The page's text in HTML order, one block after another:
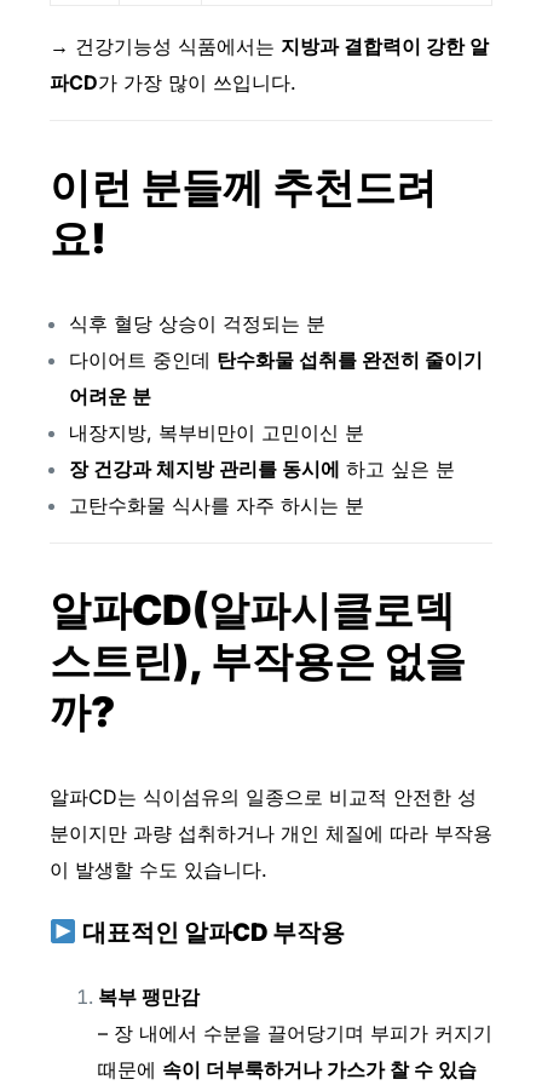
→ 건강기능성 식품에서는 지방과 결합력이 강한 알
파CD가 가장 많이 쓰입니다.
이런 분들께 추천드려
요!
식후 혈당 상승이 걱정되는 분
다이어트 중인데 탄수화물 섭취를 완전히 줄이기
어려운 분
내장지방, 복부비만이 고민이신 분
장 건강과 체지방 관리를 동시에 하고 싶은 분
고탄수화물 식사를 자주 하시는 분
알파CD(알파시클로덱
스트린), 부작용은 없을
까?
알파CD는 식이섬유의 일종으로 비교적 안전한 성
분이지만 과량 섭취하거나 개인 체질에 따라 부작용
이 발생할 수도 있습니다.
대표적인 알파CD 부작용
복부 팽만감
– 장 내에서 수분을 끌어당기며 부피가 커지기
때문에 속이 더부룩하거나 가스가 찰 수 있습